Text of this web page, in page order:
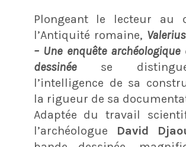
Plongeant le lecteur au
l’Antiquité romaine,
– Une enquête archéologique
dessinée
se
l’intelligence de sa
la rigueur de sa
Adaptée du travail
l’archéologue David